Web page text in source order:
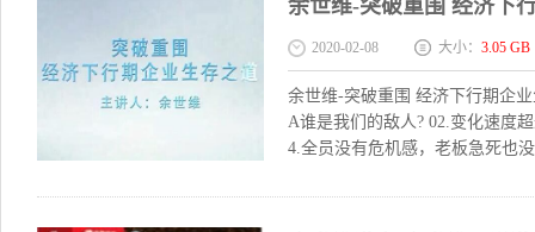
余世维-突破重围 经济下
2020-02-08 大小： 3.05 GB
余世维-突破重围 经济下行期企
A谁是我们的敌人? 02.变化速度
4.全员没有危机感，老板急死也